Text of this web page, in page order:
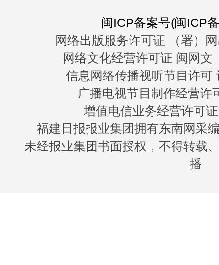
闽ICP备案号(闽ICP
网络出版服务许可证 （署）
网络文化经营许可证 闽网文
信息网络传播视听节目许可
广播电视节目制作经营许
增值电信业务经营许可
福建日报报业集团拥有东南网采
未经报业集团书面授权，不得转载
播